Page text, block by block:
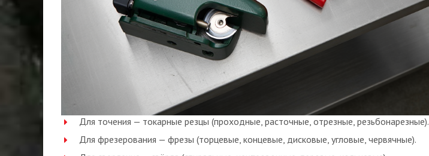
Для точения — токарные резцы (проходные, расточные, отрезные, резьбонарезные).
Для фрезерования — фрезы (торцевые, концевые, дисковые, угловые, червячные).